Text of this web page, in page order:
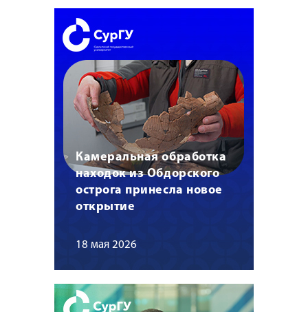
Камеральная обработка
находок из Обдорского
острога принесла новое
открытие
18 мая 2026